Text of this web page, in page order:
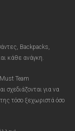
Backpacks,
κάθε ανάγκη.
Team
σχεδιάζονται για να
τόσο ξεχωριστά όσο